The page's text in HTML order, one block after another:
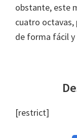
obstante, este
cuatro
de forma fácil y
[restrict]